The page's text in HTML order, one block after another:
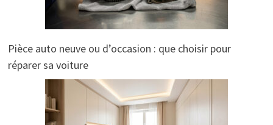
Pièce auto neuve ou d’occasion : que choisir pour
réparer sa voiture